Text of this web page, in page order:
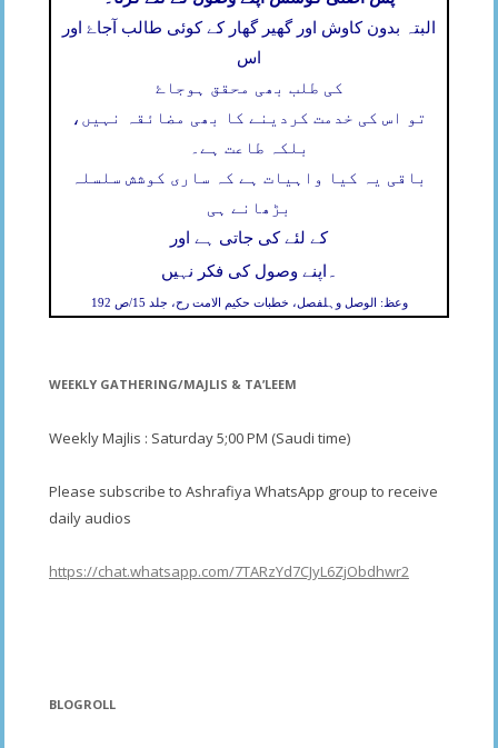
البتہ بدون کاوش اور گھیر گھار کے کوئی طالب آجاۓ اور
اس
کی طلب بھی محقق ہوجاۓ
تو اس کی خدمت کردینے کا بھی مضائقہ نہیں،
بلکہ طاعت ہے۔
باقی یہ کیا واہیات ہے کہ ساری کوشش سلسلہ
بڑھانے ہی
کے لئے کی جاتی ہے اور
اپنے وصول کی فکر نہیں ۔
وعظ: الوصل وہلفصل، خطبات حکیم الامت رح، جلد 15/ص 192
WEEKLY GATHERING/MAJLIS & TA’LEEM
Weekly Majlis : Saturday 5;00 PM (Saudi time)
Please subscribe to Ashrafiya WhatsApp group to receive
daily audios
https://chat.whatsapp.com/7TARzYd7CJyL6ZjObdhwr2
BLOGROLL